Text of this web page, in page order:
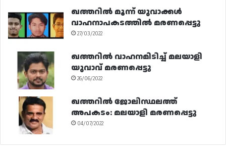
ഖത്തറിൽ മൂന്ന് യുവാക്കൾ
വാഹനാപകടത്തിൽ മരണപ്പെട്ടു
27/03/2022
ഖത്തറിൽ വാഹനമിടിച്ച് മലയാളി
യുവാവ് മരണപ്പെട്ടു
26/06/2022
ഖത്തറിൽ ജോലിസ്ഥലത്ത്
അപകടം: മലയാളി മരണപ്പെട്ടു
04/07/2022